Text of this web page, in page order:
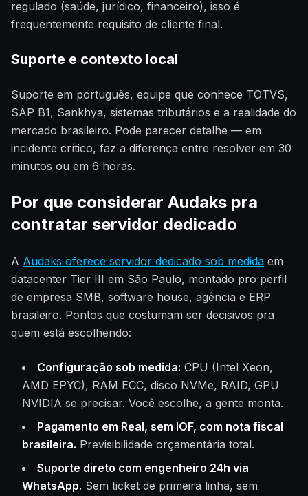
regulado (saúde, jurídico, financeiro), isso é
frequentemente requisito de cliente final.
Suporte e contexto local
Suporte em português, equipe que conhece TOTVS,
SAP B1, Sankhya, sistemas tributários e a realidade do
mercado brasileiro. Pode parecer detalhe — em
incidente crítico, faz a diferença entre resolver em 30
minutos ou em 6 horas.
Por que considerar Audaks pra
contratar servidor dedicado
A Audaks oferece servidor dedicado sob medida em
datacenter Tier III em São Paulo, montado pro perfil
de empresa SMB, software house, agência e ERP
brasileiro. Pontos que costumam ser decisivos pra
quem está escolhendo:
Configuração sob medida: CPU (Intel Xeon,
AMD EPYC), RAM ECC, disco NVMe, RAID, GPU
NVIDIA se precisar. Você escolhe, a gente monta.
Pagamento em Real, sem IOF, com nota fiscal
brasileira. Previsibilidade orçamentária total.
Suporte direto com engenheiro 24h via
WhatsApp. Sem ticket de primeira linha, sem